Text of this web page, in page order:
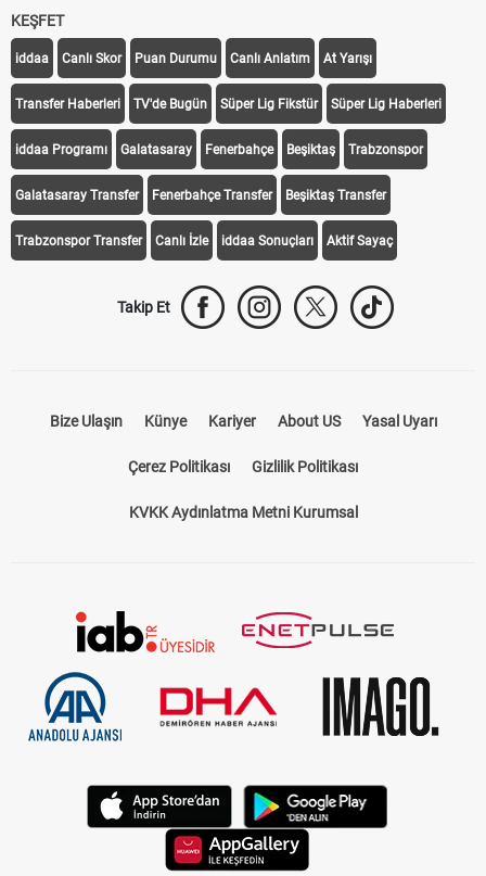
KEŞFET
iddaa Canlı Skor Puan Durumu Canlı Anlatım At Yarışı
Transfer Haberleri TV'de Bugün Süper Lig Fikstür Süper Lig Haberleri
iddaa Programı Galatasaray Fenerbahçe Beşiktaş Trabzonspor
Galatasaray Transfer Fenerbahçe Transfer Beşiktaş Transfer
Trabzonspor Transfer Canlı İzle iddaa Sonuçları Aktif Sayaç
Takip Et
Bize Ulaşın Künye Kariyer About US Yasal Uyarı
Çerez Politikası Gizlilik Politikası
KVKK Aydınlatma Metni Kurumsal